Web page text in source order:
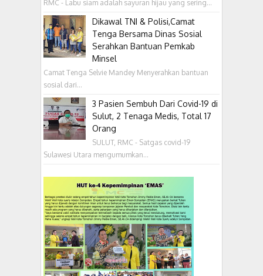
RMC - Labu siam adalah sayuran hijau yang sering...
Dikawal TNI & Polisi,Camat
Tenga Bersama Dinas Sosial
Serahkan Bantuan Pemkab
Minsel
Camat Tenga Selvie Mandey Menyerahkan bantuan
sosial dari...
3 Pasien Sembuh Dari Covid-19 di
Sulut, 2 Tenaga Medis, Total 17
Orang
SULUT, RMC - Satgas covid-19
Sulawesi Utara mengumumkan...